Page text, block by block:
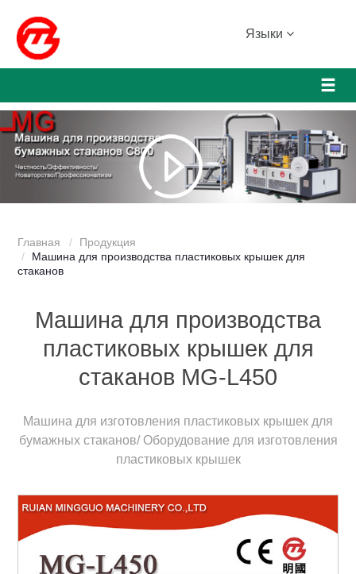
Языки
Главная
Продукция
Машина для производства пластиковых крышек для
стаканов
Машина для производства
пластиковых крышек для
стаканов MG-L450
Машина для изготовления пластиковых крышек для
бумажных стаканов/ Оборудование для изготовления
пластиковых крышек